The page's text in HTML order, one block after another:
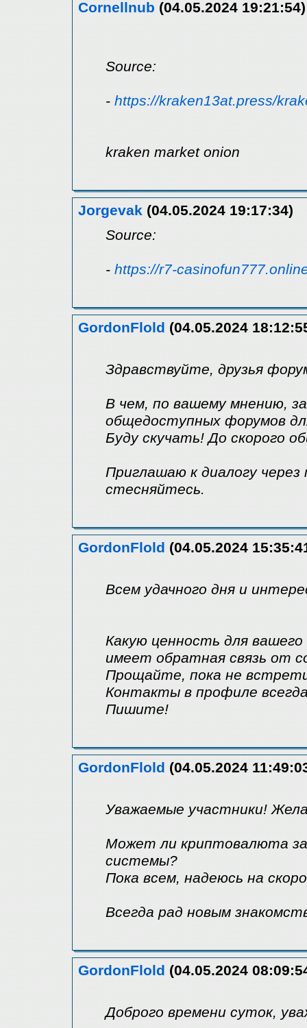
Cornellnub (04.05.2024 19:21:54)
Source:
- https://kraken13at.press/
kraken market onion
Jorgevak (04.05.2024 19:17:34)
Source:
- https://r7-
GordonFlold (04.05.2024
Здравствуйте, друзья
В чем, по вашему мнению,
общедоступных форумов
Буду скучать! До скорого
Приглашаю к диалогу
стесняйтесь.
GordonFlold (04.05.2024
Всем удачного дня и
Какую ценность для
имеет обратная связь от
Прощайте, пока не
Контакты в профиле
Пишите!
GordonFlold (04.05.2024
Уважаемые участники!
Может ли криптовалюта
системы?
Пока всем, надеюсь на
Всегда рад новым
GordonFlold (04.05.2024
Доброго времени суток,